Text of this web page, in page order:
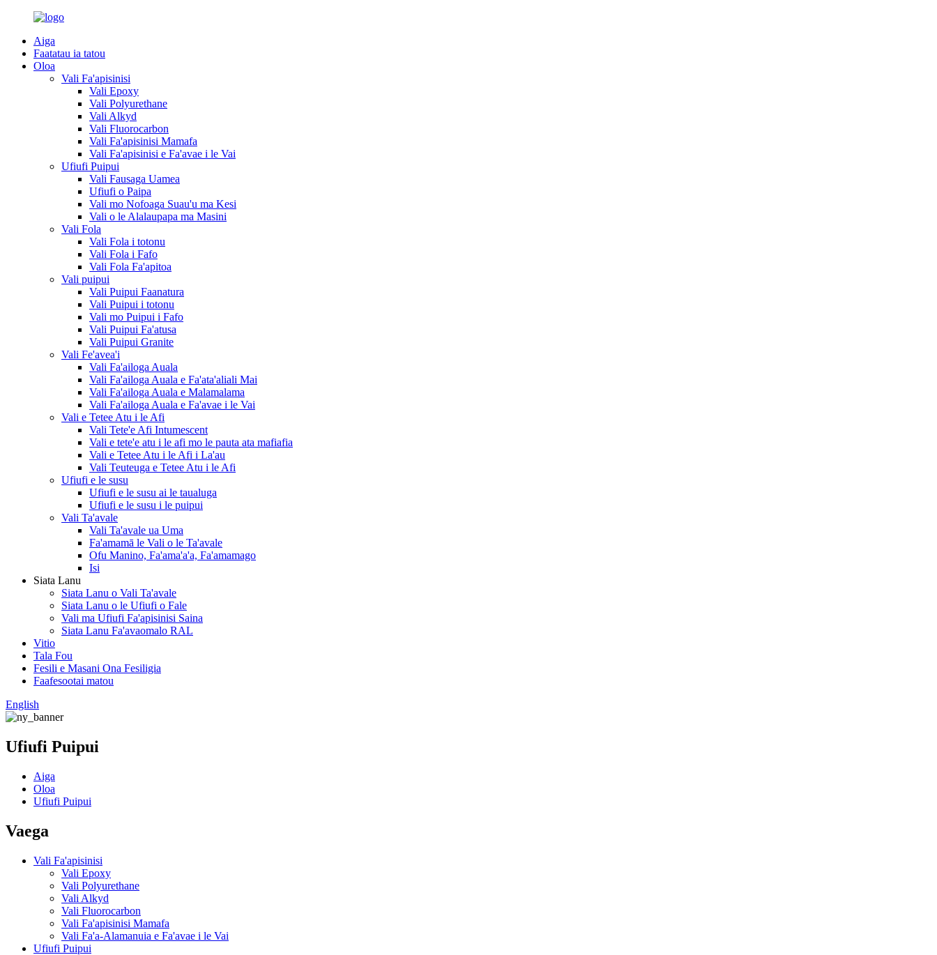
Aiga
Faatatau ia tatou
Oloa
Vali Fa'apisinisi
Vali Epoxy
Vali Polyurethane
Vali Alkyd
Vali Fluorocarbon
Vali Fa'apisinisi Mamafa
Vali Fa'apisinisi e Fa'avae i le Vai
Ufiufi Puipui
Vali Fausaga Uamea
Ufiufi o Paipa
Vali mo Nofoaga Suau'u ma Kesi
Vali o le Alalaupapa ma Masini
Vali Fola
Vali Fola i totonu
Vali Fola i Fafo
Vali Fola Fa'apitoa
Vali puipui
Vali Puipui Faanatura
Vali Puipui i totonu
Vali mo Puipui i Fafo
Vali Puipui Fa'atusa
Vali Puipui Granite
Vali Fe'avea'i
Vali Fa'ailoga Auala
Vali Fa'ailoga Auala e Fa'ata'aliali Mai
Vali Fa'ailoga Auala e Malamalama
Vali Fa'ailoga Auala e Fa'avae i le Vai
Vali e Tetee Atu i le Afi
Vali Tete'e Afi Intumescent
Vali e tete'e atu i le afi mo le pauta ata mafiafia
Vali e Tetee Atu i le Afi i La'au
Vali Teuteuga e Tetee Atu i le Afi
Ufiufi e le susu
Ufiufi e le susu ai le taualuga
Ufiufi e le susu i le puipui
Vali Ta'avale
Vali Ta'avale ua Uma
Fa'amamā le Vali o le Ta'avale
Ofu Manino, Fa'ama'a'a, Fa'amamago
Isi
Siata Lanu
Siata Lanu o Vali Ta'avale
Siata Lanu o le Ufiufi o Fale
Vali ma Ufiufi Fa'apisinisi Saina
Siata Lanu Fa'avaomalo RAL
Vitio
Tala Fou
Fesili e Masani Ona Fesiligia
Faafesootai matou
English
Ufiufi Puipui
Aiga
Oloa
Ufiufi Puipui
Vaega
Vali Fa'apisinisi
Vali Epoxy
Vali Polyurethane
Vali Alkyd
Vali Fluorocarbon
Vali Fa'apisinisi Mamafa
Vali Fa'a-Alamanuia e Fa'avae i le Vai
Ufiufi Puipui